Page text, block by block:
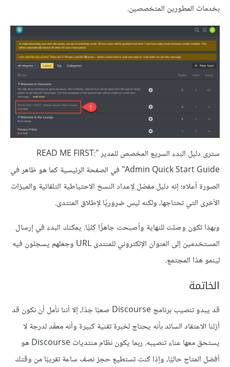
بخدمات المطورين المتخصصين.
سترى دليل البدء السريع المخصص للمدير "READ ME FIRST:
Admin Quick Start Guide" في الصفحة الرئيسية كما هو ظاهر في
الصورة أعلاه؛ إنه دليل مفصّل لإعداد النسخ الاحتياطية التلقائية والميزات
الأخرى التي تحتاجها، ولكنه ليس ضروريًا لإطلاق المنتدى.
وبهذا تكون وصلت للنهاية وأصبحت جاهزًا كليًّا. يمكنك البدء في إرسال
المستخدمين إلى العنوان الإلكتروني للمنتدى URL وجعلهم يسجلون فيه
لينمو هذا المجتمع.
الخاتمة
قد يبدو تنصيب برنامج Discourse صعبًا جدًا، إلا أننا نأمل أن نكون قد
أزلنا الاعتقاد السائد بأنه يحتاج لخبرة تقنية كبيرة وأنه معقّد لدرجة لا
يستحق معها عناء تنصيبه. ربما يكون نظام منتديات Discourse هو
أفضل المتاح حاليًا، وإذا كنت تستطيع حجز نصف ساعة تقريبًا من وقتك